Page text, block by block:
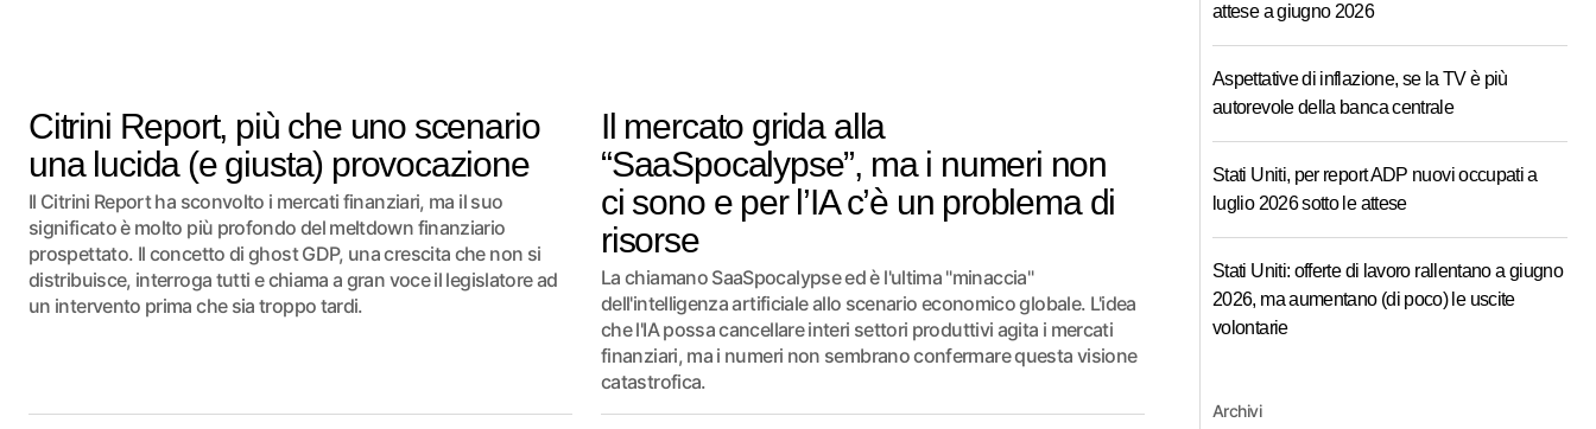
Citrini Report, più che uno scenario
una lucida (e giusta) provocazione
Il Citrini Report ha sconvolto i mercati finanziari, ma il suo
significato è molto più profondo del meltdown finanziario
prospettato. Il concetto di ghost GDP, una crescita che non si
distribuisce, interroga tutti e chiama a gran voce il legislatore ad
un intervento prima che sia troppo tardi.
Il mercato grida alla
“SaaSpocalypse”, ma i numeri non
ci sono e per l’IA c’è un problema di
risorse
La chiamano SaaSpocalypse ed è l'ultima "minaccia"
dell'intelligenza artificiale allo scenario economico globale. L'idea
che l'IA possa cancellare interi settori produttivi agita i mercati
finanziari, ma i numeri non sembrano confermare questa visione
catastrofica.
attese a giugno 2026
Aspettative di inflazione, se la TV è più
autorevole della banca centrale
Stati Uniti, per report ADP nuovi occupati a
luglio 2026 sotto le attese
Stati Uniti: offerte di lavoro rallentano a giugno
2026, ma aumentano (di poco) le uscite
volontarie
Archivi